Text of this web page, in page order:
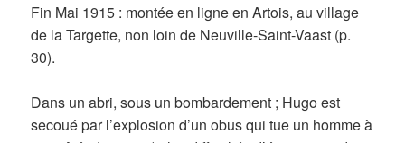
Fin Mai 1915 : montée en ligne en Artois, au village
de la Targette, non loin de Neuville-Saint-Vaast (p.
30).
Dans un abri, sous un bombardement ; Hugo est
secoué par l’explosion d’un obus qui tue un homme à